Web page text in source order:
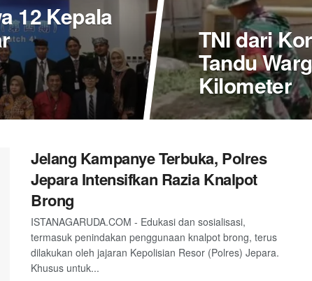
12 Kepala
TNI dari
Tandu
Kilometer
Jelang Kampanye Terbuka, Polres
Jepara Intensifkan Razia Knalpot
Brong
ISTANAGARUDA.COM - Edukasi dan sosialisasi,
termasuk penindakan penggunaan knalpot brong, terus
dilakukan oleh jajaran Kepolisian Resor (Polres) Jepara.
Khusus untuk...